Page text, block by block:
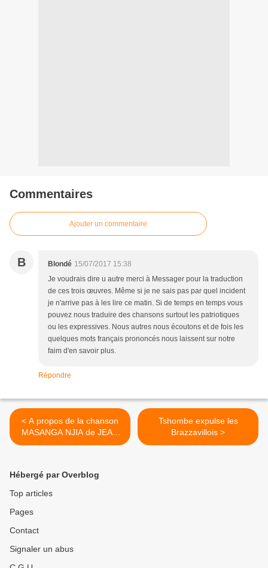
Commentaires
Ajouter un commentaire
B Blondé 15/07/2017 15:38
Je voudrais dire u autre merci à Messager pour la traduction
de ces trois œuvres. Même si je ne sais pas par quel incident
je n'arrive pas à les lire ce matin. Si de temps en temps vous
pouvez nous traduire des chansons surtout les patriotiques
ou les expressives. Nous autres nous écoutons et de fois les
quelques mots français prononcés nous laissent sur notre
faim d'en savoir plus.
Répondre
< A propos de la chanson
MASANGA NJIA de JEAN
BOSCO MWENDA
Tshombe expulse les
Brazzavillois >
Hébergé par Overblog
Top articles
Pages
Contact
Signaler un abus